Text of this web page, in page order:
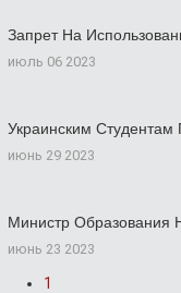
Запрет На
июль 06 2023
Украинским
июнь 29 2023
Министр
июнь 23 2023
1